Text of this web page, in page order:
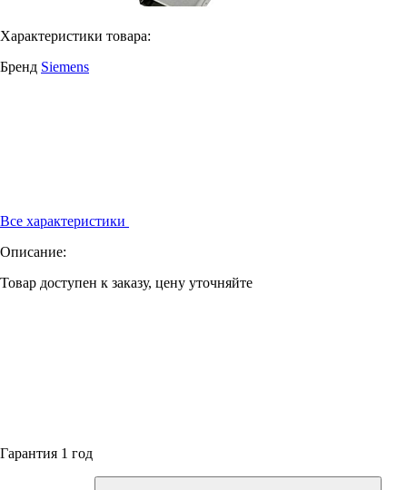
Характеристики товара:
Бренд Siemens
Все характеристики
Описание:
Товар доступен к заказу, цену уточняйте
Гарантия 1 год